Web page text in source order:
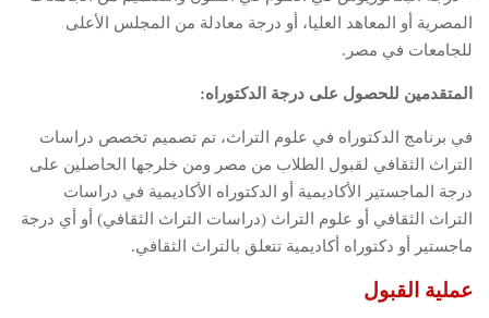
المصرية أو المعاهد العليا، أو درجة معادلة من المجلس الأعلى
للجامعات في مصر.
المتقدمين للحصول على درجة الدكتوراه:
في برنامج الدكتوراه في علوم التراث، تم تصميم تخصص دراسات
التراث الثقافي لقبول الطلاب من مصر ومن خلرجها الحاصلين على
درجة الماجستير الأكاديمية أو الدكتوراه الأكاديمية في دراسات
التراث الثقافي أو علوم التراث (دراسات التراث الثقافي) أو أي درجة
ماجستير أو دكتوراه أكاديمية تتعلق بالتراث الثقافي.
عملية القبول